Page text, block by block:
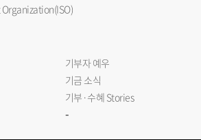
기부자 예우
기금 소식
기부·수혜 Stories
-